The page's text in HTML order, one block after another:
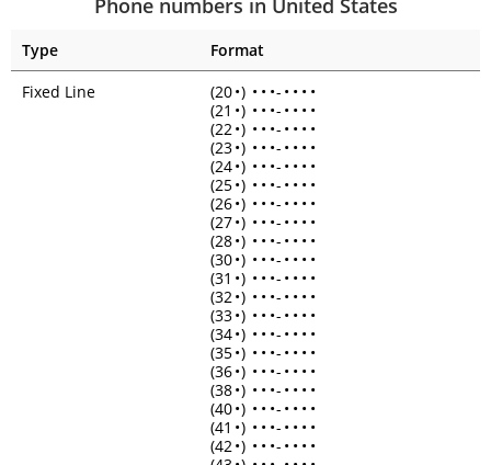
Phone numbers in United States
Type
Format
Fixed Line
(20•) • • •- • • • •
(21 •) • • •- • • • •
(22•) • • •- • • • •
(23•) • • •- • • • •
(24•) • • •- • • • •
(25•) • • •- • • • •
(26•) • • •- • • • •
(27•) • • •- • • • •
(28•) • • •- • • • •
(30•) • • •- • • • •
(31 •) • • •- • • • •
(32•) • • •- • • • •
(33•) • • •- • • • •
(34•) • • •- • • • •
(35•) • • •- • • • •
(36•) • • •- • • • •
(38•) • • •- • • • •
(40•) • • •- • • • •
(41 •) • • •- • • • •
(42•) • • •- • • • •